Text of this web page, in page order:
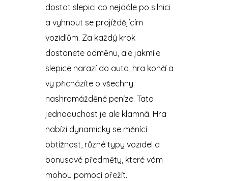
dostat slepici co nejdále po silnici
a vyhnout se projíždějícím
vozidlům. Za každý krok
dostanete odměnu, ale jakmile
slepice narazí do auta, hra končí a
vy přicházíte o všechny
nashromážděné peníze. Tato
jednoduchost je ale klamná. Hra
nabízí dynamicky se měnící
obtížnost, různé typy vozidel a
bonusové předměty, které vám
mohou pomoci přežít.